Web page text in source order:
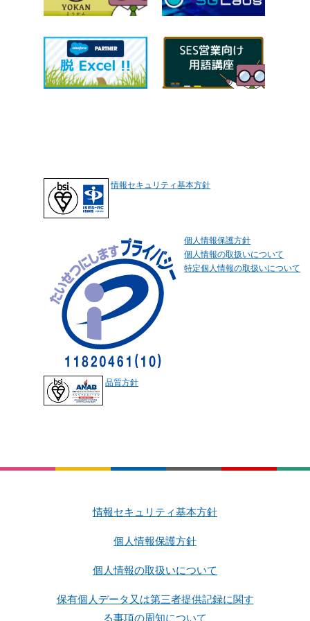
情報セキュリティ基本方針
個人情報保護方針
個人情報の取扱いについて
特定個人情報の取扱いについて
品質方針
情報セキュリティ基本方針
個人情報保護方針
個人情報の取扱いについて
保有個人データ又は第三者提供記録に関す
る事項の周知について